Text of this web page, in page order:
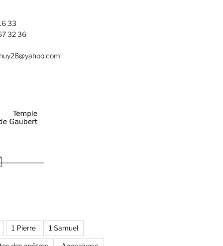
33
32 36
1 Pierre 1 Samuel